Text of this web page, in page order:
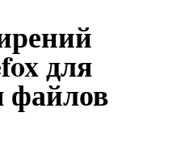
для
файлов